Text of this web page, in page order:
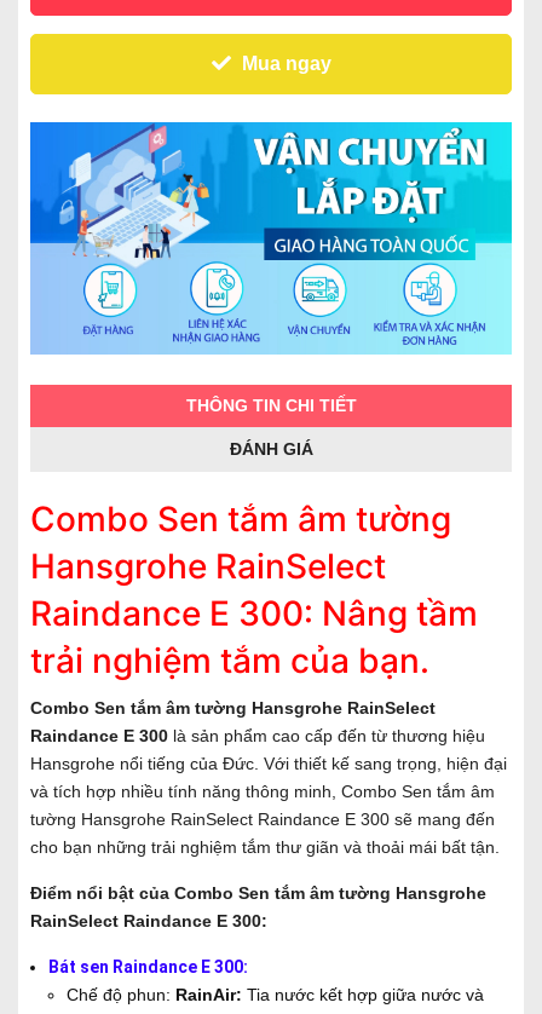
Mua ngay
THÔNG TIN CHI TIẾT
ĐÁNH GIÁ
Combo Sen tắm âm tường
Hansgrohe RainSelect
Raindance E 300: Nâng tầm
trải nghiệm tắm của bạn.
Combo Sen tắm âm tường Hansgrohe RainSelect
Raindance E 300 là sản phẩm cao cấp đến từ thương hiệu
Hansgrohe nổi tiếng của Đức. Với thiết kế sang trọng, hiện đại
và tích hợp nhiều tính năng thông minh, Combo Sen tắm âm
tường Hansgrohe RainSelect Raindance E 300 sẽ mang đến
cho bạn những trải nghiệm tắm thư giãn và thoải mái bất tận.
Điểm nổi bật của Combo Sen tắm âm tường Hansgrohe
RainSelect Raindance E 300:
Bát sen Raindance E 300:
Chế độ phun: RainAir: Tia nước kết hợp giữa nước và